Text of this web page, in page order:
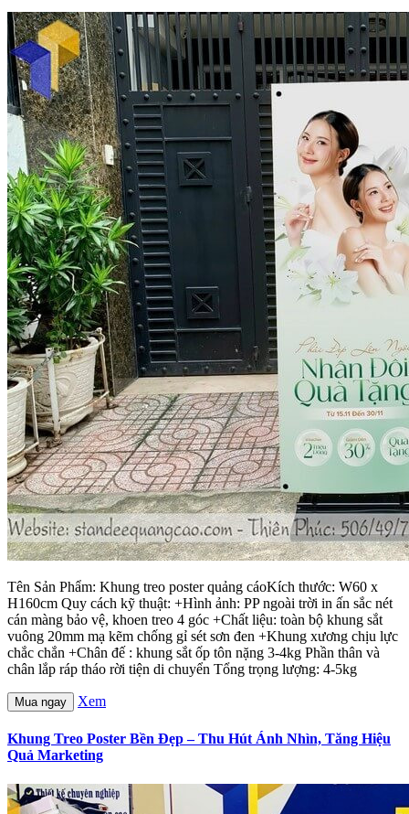
Tên Sản Phẩm: Khung treo poster quảng cáoKích thước: W60 x
H160cm Quy cách kỹ thuật: +Hình ảnh: PP ngoài trời in ấn sắc nét
cán màng bảo vệ, khoen treo 4 góc +Chất liệu: toàn bộ khung sắt
vuông 20mm mạ kẽm chống gỉ sét sơn đen +Khung xương chịu lực
chắc chắn +Chân đế : khung sắt ốp tôn nặng 3-4kg Phần thân và
chân lắp ráp tháo rời tiện di chuyển Tổng trọng lượng: 4-5kg
Mua ngay Xem
Khung Treo Poster Bền Đẹp – Thu Hút Ánh Nhìn, Tăng Hiệu
Quả Marketing